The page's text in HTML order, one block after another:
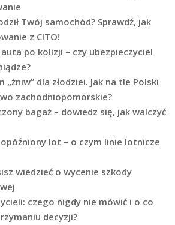
Twój samochód? Sprawdź, jak
z CITO!
po kolizji – czy ubezpieczyciel
„żniw” dla złodziei. Jak na tle Polski
zachodniopomorskie?
bagaż – dowiedz się, jak walczyć
lot – o czym linie lotnicze
wiedzieć o wycenie szkody
czego nigdy nie mówić i o co
decyzji?